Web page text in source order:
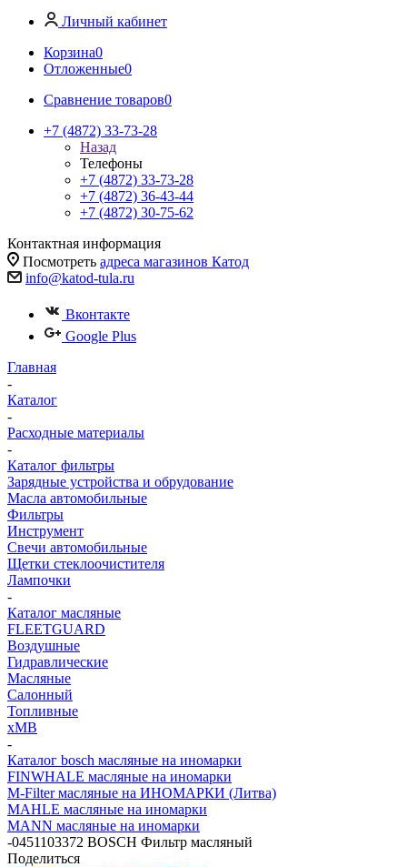
Личный кабинет
Корзина0
Отложенные0
Сравнение товаров0
+7 (4872) 33-73-28
Назад
Телефоны
+7 (4872) 33-73-28
+7 (4872) 36-43-44
+7 (4872) 30-75-62
Контактная информация
Посмотреть адреса магазинов Катод
info@katod-tula.ru
Вконтакте
Google Plus
Главная
-
Каталог
-
Расходные материалы
-
Каталог фильтры
Зарядные устройства и обрудование
Масла автомобильные
Фильтры
Инструмент
Свечи автомобильные
Щетки стеклоочистителя
Лампочки
-
Каталог масляные
FLEETGUARD
Воздушные
Гидравлические
Масляные
Салонный
Топливные
хMB
-
Каталог bosch масляные на иномарки
FINWHALE масляные на иномарки
M-Filter масляные на ИНОМАРКИ (Литва)
MAHLE масляные на иномарки
MANN масляные на иномарки
-0451103372 BOSCH Фильтр масляный
Поделиться